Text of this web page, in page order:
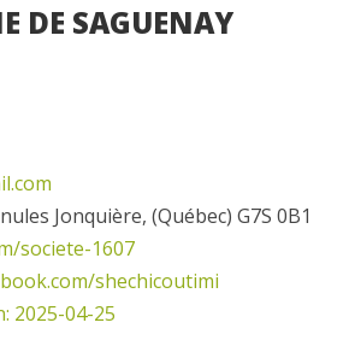
DE SAGUENAY
Jonquière, (Québec) G7S 0B1
societe-1607
shechicoutimi
2025-04-25